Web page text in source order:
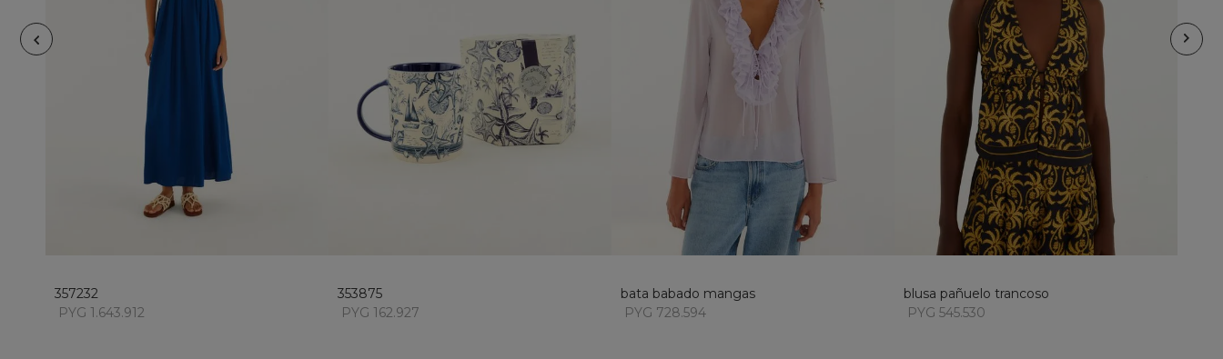
añadir al carrito
357232
PYG 1.643.912
353875
PYG 162.927
M
añadir al carrito
bata babado mangas
PYG 728.594
XL
M L
añadir al carrito
blusa pañuelo trancoso
PYG 545.530